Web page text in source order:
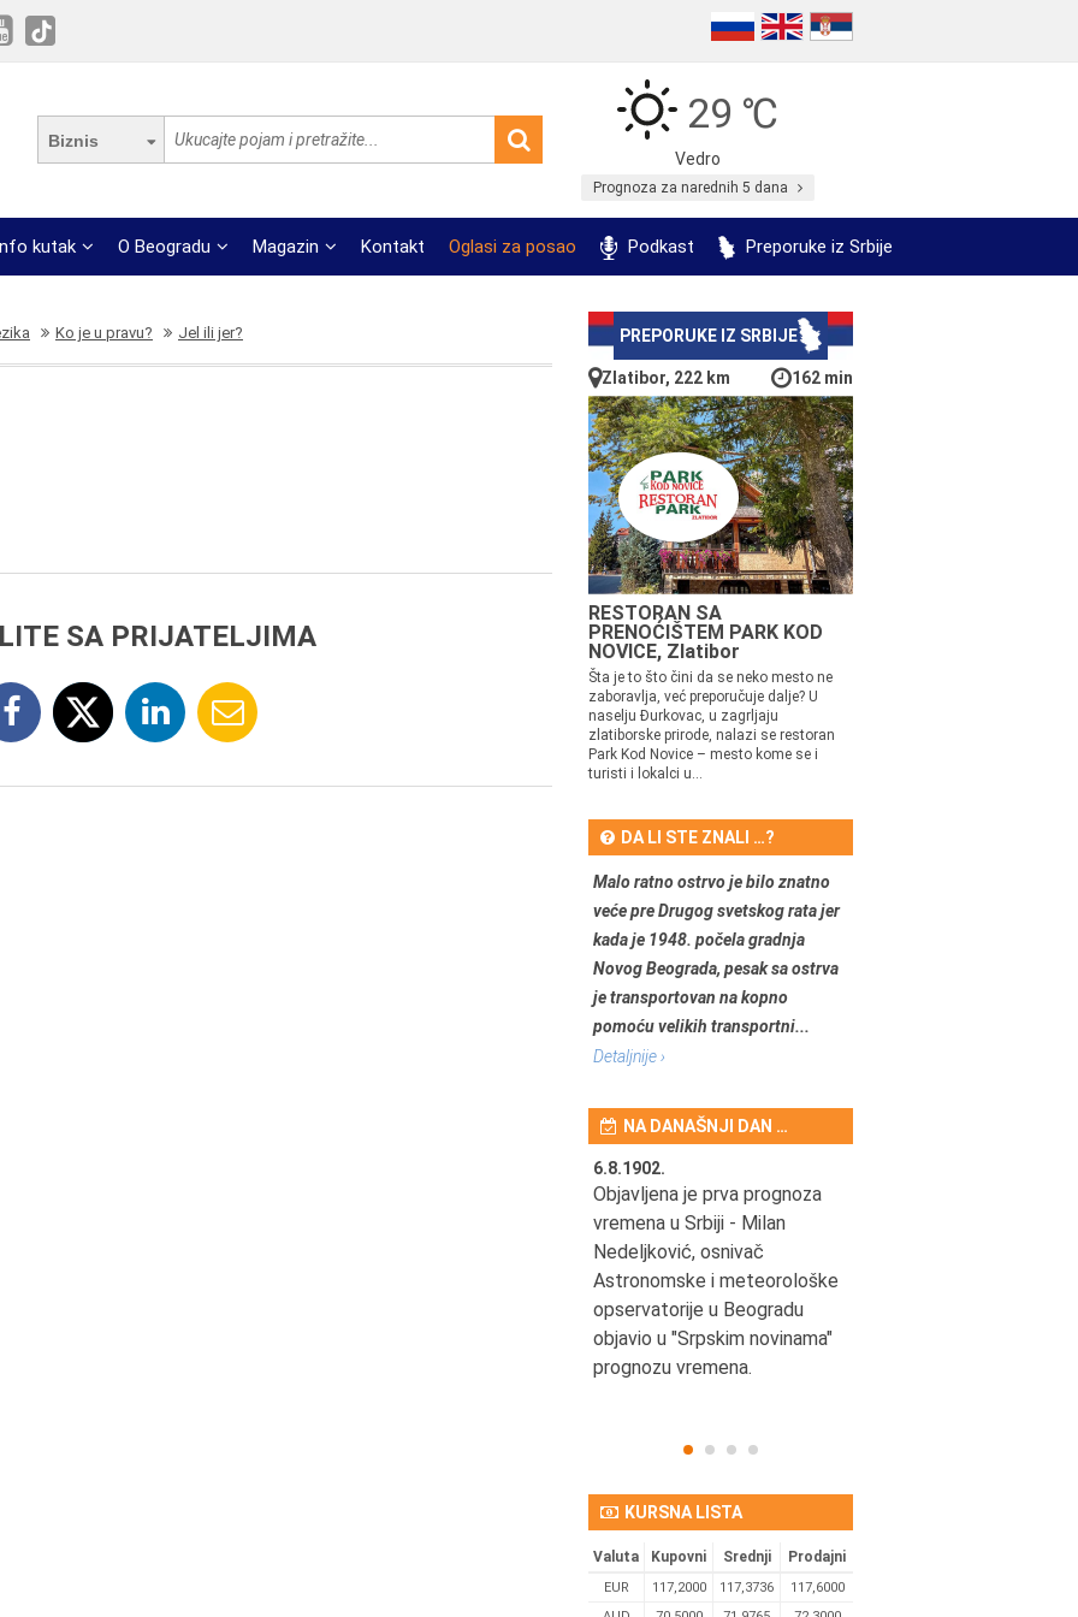
Biznis
29 ℃
Vedro
Prognoza za narednih 5 dana
kutak O Beogradu Magazin Kontakt Oglasi za posao Podkast Preporuke iz Srbije
Ko je u pravu? Jel ili jer?
SA PRIJATELJIMA
PREPORUKE IZ SRBIJE
Zlatibor, 222 km 162 min
RESTORAN SA
PRENOĆIŠTEM PARK KOD
NOVICE, Zlatibor
Šta je to što čini da se neko mesto ne
zaboravlja, već preporučuje dalje? U
naselju Đurkovac, u zagrljaju
zlatiborske prirode, nalazi se restoran
Park Kod Novice – mesto kome se i
turisti i lokalci u...
DA LI STE ZNALI …?
Malo ratno ostrvo je bilo znatno
veće pre Drugog svetskog rata jer
kada je 1948. počela gradnja
Novog Beograda, pesak sa ostrva
je transportovan na kopno
pomoću velikih transportni...
Detaljnije ›
NA DANAŠNJI DAN …
6.8.1902.
Objavljena je prva prognoza
vremena u Srbiji - Milan
Nedeljković, osnivač
Astronomske i meteorološke
opservatorije u Beogradu
objavio u "Srpskim novinama"
prognozu vremena.
KURSNA LISTA
Valuta Kupovni Srednji Prodajni
EUR 117,2000 117,3736
117,6000